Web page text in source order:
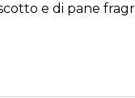
e di pane